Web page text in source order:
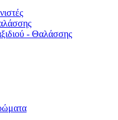
- Θαλάσσης